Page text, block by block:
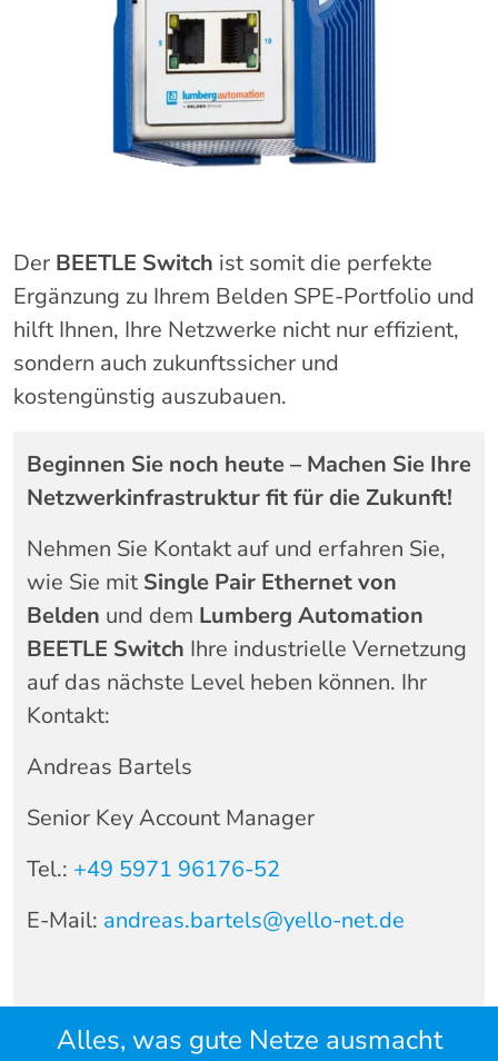
Der BEETLE Switch ist somit die perfekte
Ergänzung zu Ihrem Belden SPE-Portfolio und
hilft Ihnen, Ihre Netzwerke nicht nur effizient,
sondern auch zukunftssicher und
kostengünstig auszubauen.
Beginnen Sie noch heute – Machen Sie Ihre
Netzwerkinfrastruktur fit für die Zukunft!
Nehmen Sie Kontakt auf und erfahren Sie,
wie Sie mit Single Pair Ethernet von
Belden und dem Lumberg Automation
BEETLE Switch Ihre industrielle Vernetzung
auf das nächste Level heben können. Ihr
Kontakt:
Andreas Bartels
Senior Key Account Manager
Tel.: +49 5971 96176-52
E-Mail: andreas.bartels@yello-net.de
Alles, was gute Netze ausmacht